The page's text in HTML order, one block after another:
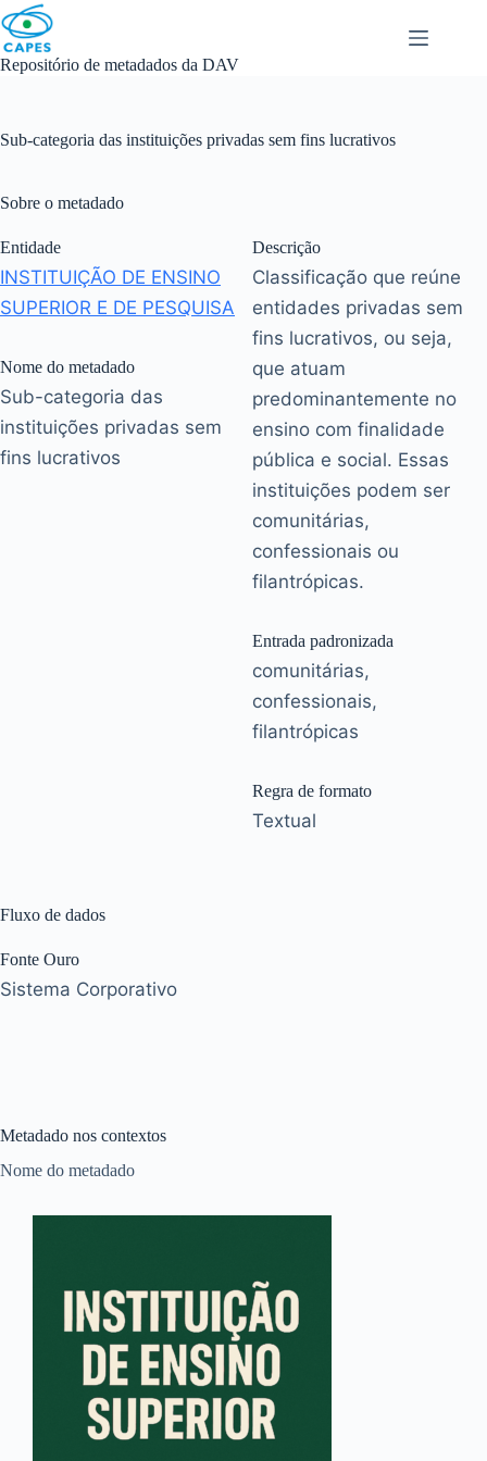
Skip
to
content
Repositório de metadados da DAV
Sub-categoria das instituições privadas sem fins lucrativos
Sobre o metadado
Entidade
INSTITUIÇÃO DE ENSINO
SUPERIOR E DE PESQUISA
Nome do metadado
Sub-categoria das
instituições privadas sem
fins lucrativos
Descrição
Classificação que reúne
entidades privadas sem
fins lucrativos, ou seja,
que atuam
predominantemente no
ensino com finalidade
pública e social. Essas
instituições podem ser
comunitárias,
confessionais ou
filantrópicas.
Entrada padronizada
comunitárias,
confessionais,
filantrópicas
Regra de formato
Textual
Fluxo de dados
Fonte Ouro
Sistema Corporativo
Metadado nos contextos
Nome do metadado